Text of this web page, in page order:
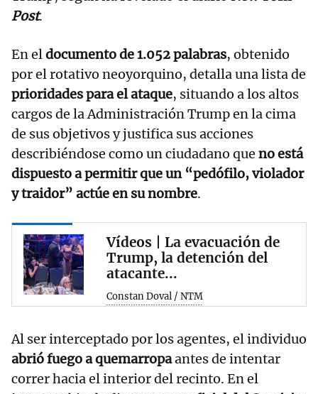
Post.
En eldocumento de 1.052 palabras, obtenido
por el rotativo neoyorquino, detalla una lista de
prioridades para el ataque, situando a los altos
cargos de la Administración Trump en la cima
de sus objetivos y justifica sus acciones
describiéndose como un ciudadano que no está
dispuesto a permitir que un “pedófilo, violador
y traidor” actúe en su nombre.
Vídeos | La evacuación de
Trump, la detención del
atacante...
Constan Doval / NTM
Al ser interceptado por los agentes, el individuo
abrió fuego a quemarropaantes de intentar
correr hacia el interior del recinto. En el